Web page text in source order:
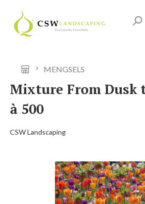
Ga naar de hoofdinhoud
MENGSELS
Mixture From Dusk
à 500
CSW Landscaping
Afbeeldingengalerij overslaan